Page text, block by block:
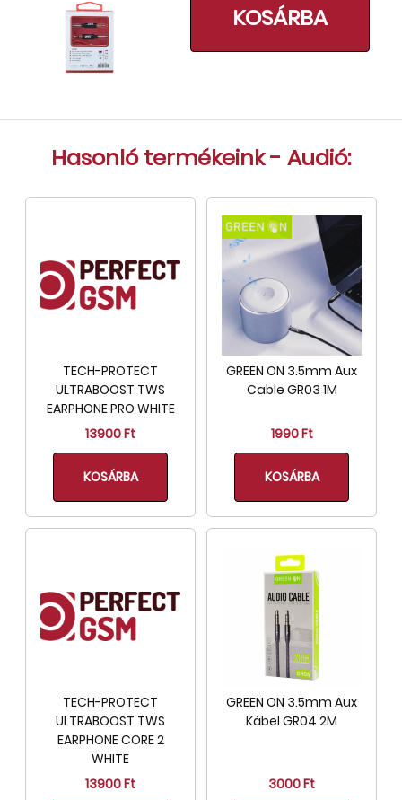
KOSÁRBA
Hasonló termékeink - Audió:
TECH-PROTECT
ULTRABOOST TWS
EARPHONE PRO WHITE
13900 Ft
KOSÁRBA
GREEN ON 3.5mm Aux
Cable GR03 1M
1990 Ft
KOSÁRBA
TECH-PROTECT
ULTRABOOST TWS
EARPHONE CORE 2
WHITE
13900 Ft
GREEN ON 3.5mm Aux
Kábel GR04 2M
3000 Ft